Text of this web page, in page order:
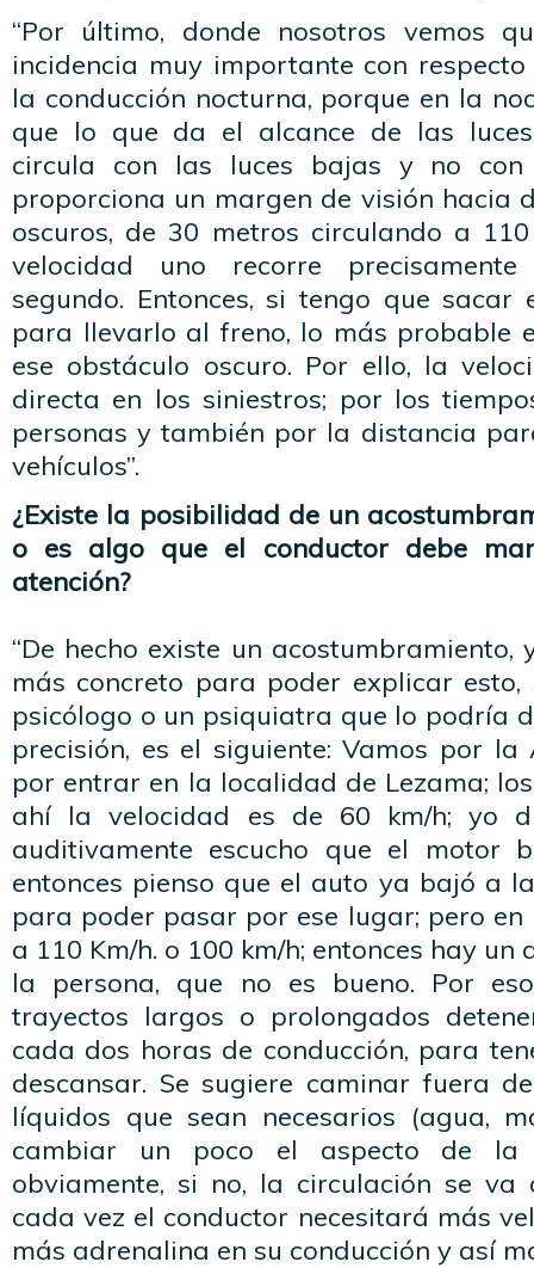
“Por último, donde nosotros vemos
incidencia muy importante con
la conducción nocturna, porque en la
que lo que da el alcance de las
circula con las luces bajas y no
proporciona un margen de visión hacia
oscuros, de 30 metros circulando a
velocidad uno recorre
segundo. Entonces, si tengo que
para llevarlo al freno, lo más probable
ese obstáculo oscuro. Por ello, la
directa en los siniestros; por los
personas y también por la distancia
vehículos”.
¿Existe la posibilidad de un
o es algo que el conductor debe
atención?
“De hecho existe un acostumbramiento,
más concreto para poder explicar
psicólogo o un psiquiatra que lo podría
precisión, es el siguiente: Vamos por
por entrar en la localidad de Lezama;
ahí la velocidad es de 60 km/h; yo
auditivamente escucho que el motor
entonces pienso que el auto ya bajó a
para poder pasar por ese lugar; pero
a 110 Km/h. o 100 km/h; entonces hay
la persona, que no es bueno. Por
trayectos largos o prolongados
cada dos horas de conducción, para
descansar. Se sugiere caminar fuera
líquidos que sean necesarios (agua,
cambiar un poco el aspecto de la
obviamente, si no, la circulación se
cada vez el conductor necesitará más
más adrenalina en su conducción y así